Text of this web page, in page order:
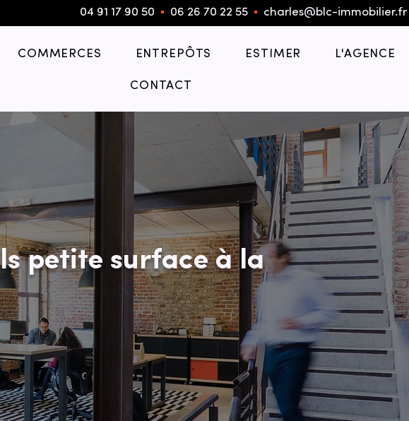
04 91 17 90 50 ▪︎ 06 26 70 22 55 ▪︎ charles@blc-immobilier.fr
COMMERCES ENTREPÔTS ESTIMER L'AGENCE
CONTACT
petite surface à la